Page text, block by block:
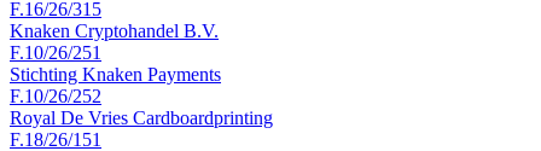
F.16/26/315
Knaken Cryptohandel B.V.
F.10/26/251
Stichting Knaken Payments
F.10/26/252
Royal De Vries Cardboardprinting
F.18/26/151